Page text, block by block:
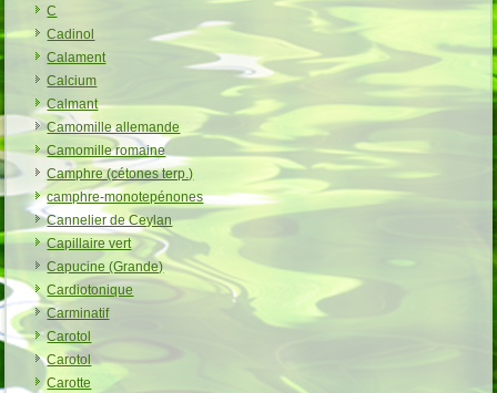
C
Cadinol
Calament
Calcium
Calmant
Camomille allemande
Camomille romaine
Camphre (cétones terp.)
camphre-monotepénones
Cannelier de Ceylan
Capillaire vert
Capucine (Grande)
Cardiotonique
Carminatif
Carotol
Carotol
Carotte